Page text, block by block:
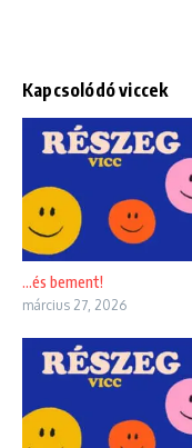
Kapcsolódó viccek
…és bement!
március 27, 2026